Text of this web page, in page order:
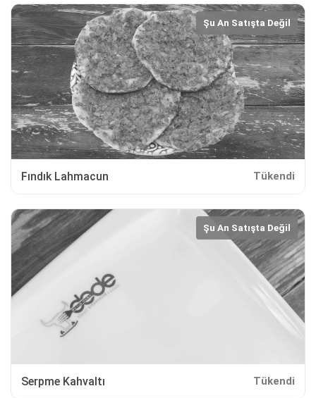
Şu An Satışta Değil
Fındık Lahmacun Tükendi
Şu An Satışta Değil
Serpme Kahvaltı Tükendi